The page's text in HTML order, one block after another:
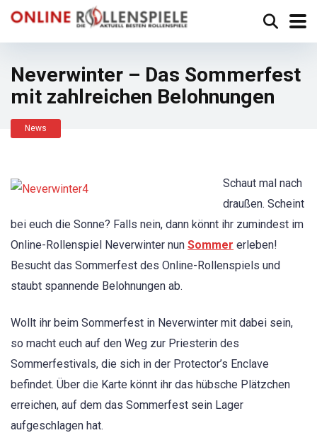
Neverwinter – Das Sommerfest
mit zahlreichen Belohnungen
News
Schaut mal nach
draußen. Scheint
bei euch die Sonne? Falls nein, dann könnt ihr zumindest im
Online-Rollenspiel Neverwinter nun Sommer erleben!
Besucht das Sommerfest des Online-Rollenspiels und
staubt spannende Belohnungen ab.
Wollt ihr beim Sommerfest in Neverwinter mit dabei sein,
so macht euch auf den Weg zur Priesterin des
Sommerfestivals, die sich in der Protector’s Enclave
befindet. Über die Karte könnt ihr das hübsche Plätzchen
erreichen, auf dem das Sommerfest sein Lager
aufgeschlagen hat.